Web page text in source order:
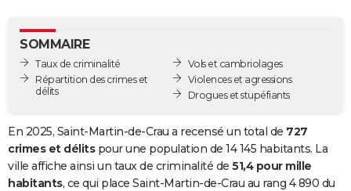
GUIDES D'ACHAT
BONS PLANS
Carte de Noël
Carte Bonne année
Carte Saint-Valentin
Carte Pâques
Carte d'anniversaire
DICTIONNAIRE
Dictionnaire
Biographies
Citations
Expressions
Proverbes
PROGRAMME TV
SOMMAIRE
Taux de criminalité
Répartition des crimes et
délits
Vols et cambriolages
Violences et agressions
Drogues et stupéfiants
En 2025, Saint-Martin-de-Crau a recensé un total de 727
crimes et délitspour une population de 14 145 habitants. La
ville affiche ainsi un taux de criminalité de 51,4 pour mille
habitants, ce qui place Saint-Martin-de-Crau au rang 4 890 du